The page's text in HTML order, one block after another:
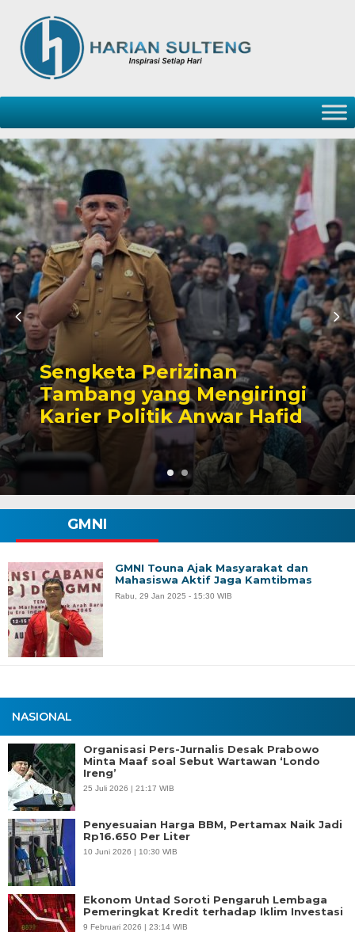
Sengketa Perizinan
Tambang yang Mengiringi
Karier Politik Anwar Hafid
NASIONAL
Organisasi Pers-Jurnalis Desak Prabowo
Minta Maaf soal Sebut Wartawan ‘Londo
Ireng’
25 Juli 2026 | 21:17 WIB
Penyesuaian Harga BBM, Pertamax Naik Jadi
Rp16.650 Per Liter
10 Juni 2026 | 10:30 WIB
Ekonom Untad Soroti Pengaruh Lembaga
Pemeringkat Kredit terhadap Iklim Investasi
9 Februari 2026 | 23:14 WIB
GMNI
GMNI Touna Ajak Masyarakat dan
Mahasiswa Aktif Jaga Kamtibmas
Rabu, 29 Jan 2025 - 15:30 WIB